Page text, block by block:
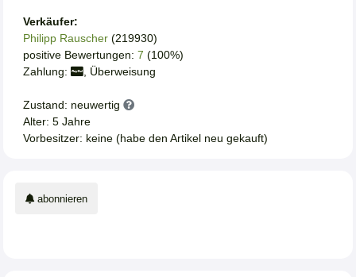
Verkäufer:
Philipp Rauscher (219930)
positive Bewertungen: 7 (100%)
Zahlung:
, Überweisung
Zustand: neuwertig
Alter: 5 Jahre
Vorbesitzer: keine (habe den Artikel neu gekauft)
abonnieren